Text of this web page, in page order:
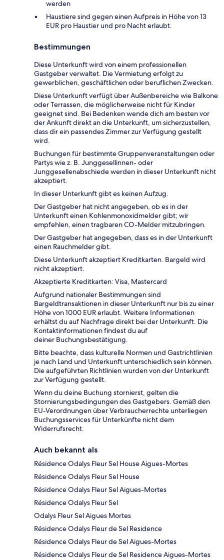
werden
Haustiere sind gegen einen Aufpreis in Höhe von 13
EUR pro Haustier und pro Nacht erlaubt.
Bestimmungen
Diese Unterkunft wird von einem professionellen
Gastgeber verwaltet. Die Vermietung erfolgt zu
gewerblichen, geschäftlichen oder beruflichen Zwecken.
Diese Unterkunft verfügt über Außenbereiche wie Balkone
oder Terrassen, die möglicherweise nicht für Kinder
geeignet sind. Bei Bedenken wende dich am besten vor
der Ankunft direkt an die Unterkunft, um sicherzustellen,
dass dir ein passendes Zimmer zur Verfügung gestellt
wird.
Buchungen für bestimmte Gruppenveranstaltungen oder
Partys wie z. B. Junggesellinnen- oder
Junggesellenabschiede werden in dieser Unterkunft nicht
akzeptiert.
In dieser Unterkunft gibt es keinen Aufzug.
Der Gastgeber hat nicht angegeben, ob es in der
Unterkunft einen Kohlenmonoxidmelder gibt; wir
empfehlen, einen tragbaren CO-Melder mitzubringen.
Der Gastgeber hat angegeben, dass es in der Unterkunft
einen Rauchmelder gibt.
Diese Unterkunft akzeptiert Kreditkarten. Bargeld wird
nicht akzeptiert.
Akzeptierte Kreditkarten: Visa, Mastercard
Aufgrund nationaler Bestimmungen sind
Bargeldtransaktionen in dieser Unterkunft nur bis zu einer
Höhe von 1000 EUR erlaubt. Weitere Informationen
erhältst du auf Nachfrage direkt bei der Unterkunft. Die
Kontaktinformationen findest du auf
deiner Buchungsbestätigung.
Bitte beachte, dass kulturelle Normen und Gastrichtlinien
je nach Land und Unterkunft unterschiedlich sein können.
Die aufgeführten Richtlinien wurden von der Unterkunft
zur Verfügung gestellt.
Wenn du deine Buchung stornierst, gelten die
Stornierungsbedingungen des Gastgebers. Gemäß den
EU-Verordnungen über Verbraucherrechte unterliegen
Buchungsservices für Unterkünfte nicht dem
Widerrufsrecht.
Auch bekannt als
Résidence Odalys Fleur Sel House Aigues-Mortes
Résidence Odalys Fleur Sel House
Résidence Odalys Fleur Sel Aigues-Mortes
Résidence Odalys Fleur Sel
Odalys Fleur Sel Aigues Mortes
Résidence Odalys Fleur de Sel Residence
Résidence Odalys Fleur de Sel Aigues-Mortes
Résidence Odalys Fleur de Sel Residence Aigues-Mortes